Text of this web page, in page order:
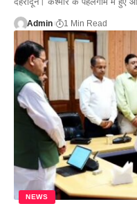
Admin 1 Min Read
NEWS